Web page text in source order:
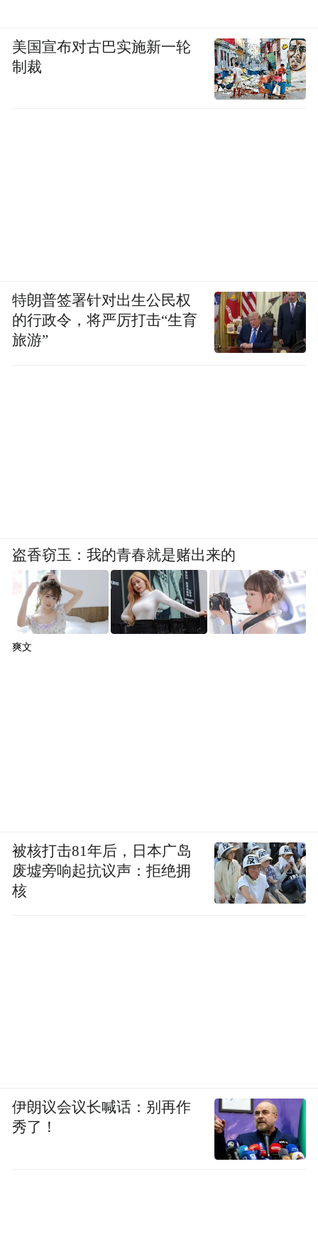
美国宣布对古巴实施新一轮
制裁
特朗普签署针对出生公民权
的行政令，将严厉打击“生育
旅游”
盗香窃玉：我的青春就是赌出来的
爽文
被核打击81年后，日本广岛
废墟旁响起抗议声：拒绝拥
核
伊朗议会议长喊话：别再作
秀了！